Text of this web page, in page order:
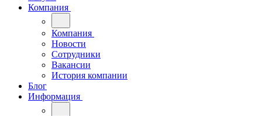
Компания
Компания
Новости
Сотрудники
Вакансии
История компании
Блог
Информация